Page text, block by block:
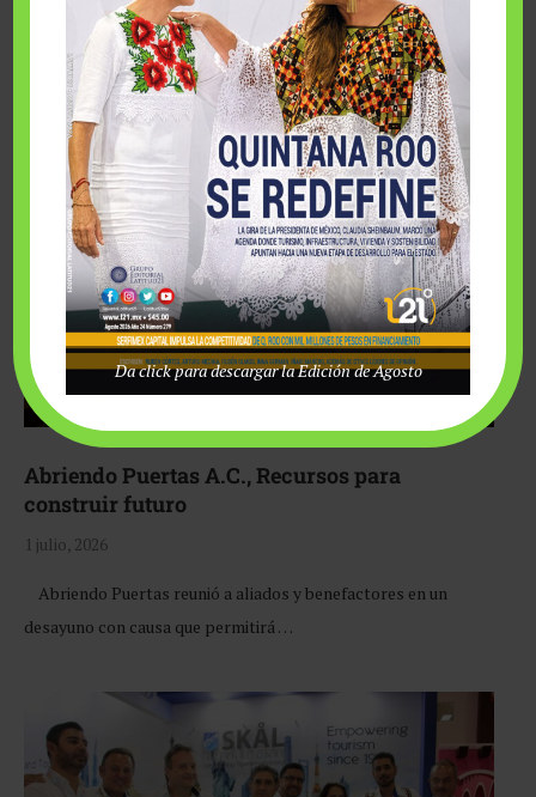
Fairmont Mayakoba y Make-A-Wish México unieron
esfuerzos para hacer realidad el deseo de una …
Abriendo Puertas A.C., Recursos para
construir futuro
1 julio, 2026
Abriendo Puertas reunió a aliados y benefactores en un
desayuno con causa que permitirá …
Da click para descargar la Edición de Agosto